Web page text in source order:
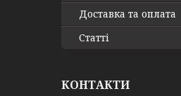
Доставка та оплата
Статті
КОНТАКТИ